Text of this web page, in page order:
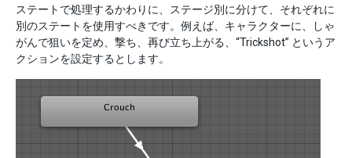
ステートで処理するかわりに、ステージ別に分けて、それぞれに
別のステートを使用すべきです。例えば、キャラクターに、しゃ
がんで狙いを定め、撃ち、再び立ち上がる、“Trickshot” というア
クションを設定するとします。